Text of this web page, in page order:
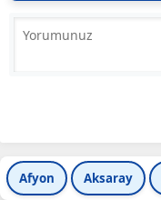
Afyon Aksaray